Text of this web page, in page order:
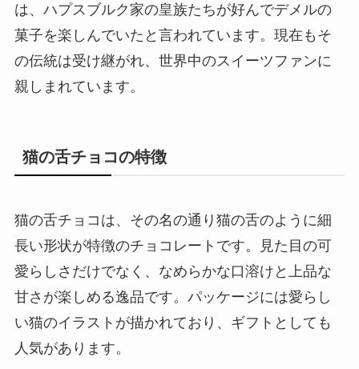
は、ハプスブルク家の皇族たちが好んでデメルの
菓子を楽しんでいたと言われています。現在もそ
の伝統は受け継がれ、世界中のスイーツファンに
親しまれています。
猫の舌チョコの特徴
猫の舌チョコは、その名の通り猫の舌のように細
長い形状が特徴のチョコレートです。見た目の可
愛らしさだけでなく、なめらかな口溶けと上品な
甘さが楽しめる逸品です。パッケージには愛らし
い猫のイラストが描かれており、ギフトとしても
人気があります。